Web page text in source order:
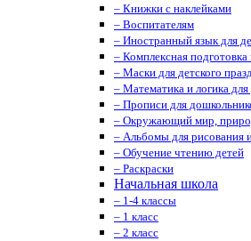
– Книжки с наклейками
– Воспитателям
– Иностранный язык для
– Комплексная подготовка
– Маски для детского
– Математика и логика
– Прописи для
– Окружающий мир,
– Альбомы для рисования
– Обучение чтению детей
– Раскраски
Начальная школа
– 1-4 классы
– 1 класс
– 2 класс